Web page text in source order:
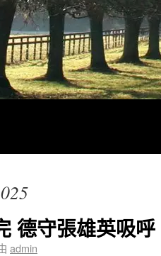
德守張雄英吸呼
admin